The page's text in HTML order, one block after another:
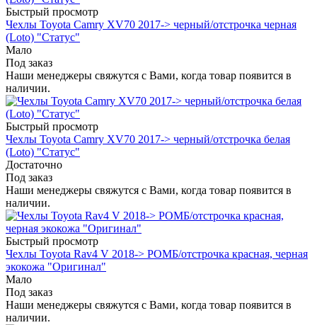
Быстрый просмотр
Чехлы Toyota Camry XV70 2017-> черный/отстрочка черная
(Loto) "Статус"
Мало
Под заказ
Наши менеджеры свяжутся с Вами, когда товар появится в
наличии.
Быстрый просмотр
Чехлы Toyota Camry XV70 2017-> черный/отстрочка белая
(Loto) "Статус"
Достаточно
Под заказ
Наши менеджеры свяжутся с Вами, когда товар появится в
наличии.
Быстрый просмотр
Чехлы Toyota Rav4 V 2018-> РОМБ/отстрочка красная, черная
экокожа "Оригинал"
Мало
Под заказ
Наши менеджеры свяжутся с Вами, когда товар появится в
наличии.